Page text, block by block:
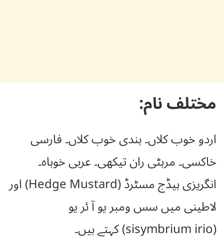
مختلف نام:
اردو خوب کلاں۔ ہندی خوب کلاں۔ فارسی
خاکسی۔ مرہٹی ران تیکھی۔ عربی خوہاہ۔
انگریزی ہیڈج مسٹرڈ (Hedge Mustard) اور
لاطینی میں سس ومبر یو آ ئر یو
(sisymbrium irio) کہتے ہیں۔